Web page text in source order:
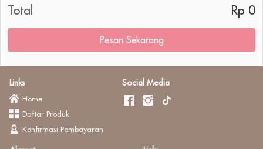
Total Rp 0
`
Pesan Sekarang
Links
Home
Daftar Produk
Konfirmasi Pembayaran
Social Media